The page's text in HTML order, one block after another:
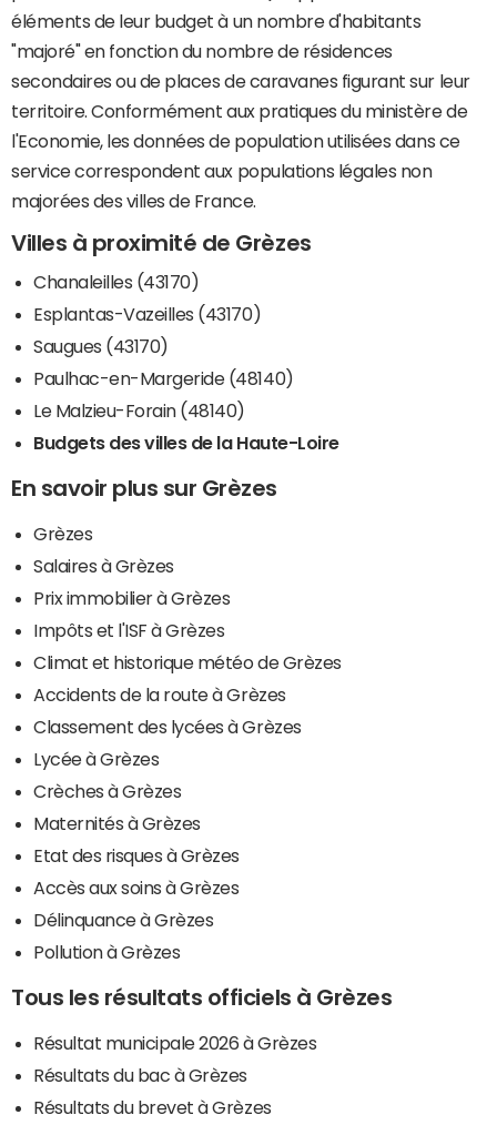
éléments de leur budget à un nombre d'habitants
"majoré" en fonction du nombre de résidences
secondaires ou de places de caravanes figurant sur leur
territoire. Conformément aux pratiques du ministère de
l'Economie, les données de population utilisées dans ce
service correspondent aux populations légales non
majorées des villes de France.
Villes à proximité de Grèzes
Chanaleilles (43170)
Esplantas-Vazeilles (43170)
Saugues (43170)
Paulhac-en-Margeride (48140)
Le Malzieu-Forain (48140)
Budgets des villes de la Haute-Loire
En savoir plus sur Grèzes
Grèzes
Salaires à Grèzes
Prix immobilier à Grèzes
Impôts et l'ISF à Grèzes
Climat et historique météo de Grèzes
Accidents de la route à Grèzes
Classement des lycées à Grèzes
Lycée à Grèzes
Crèches à Grèzes
Maternités à Grèzes
Etat des risques à Grèzes
Accès aux soins à Grèzes
Délinquance à Grèzes
Pollution à Grèzes
Tous les résultats officiels à Grèzes
Résultat municipale 2026 à Grèzes
Résultats du bac à Grèzes
Résultats du brevet à Grèzes